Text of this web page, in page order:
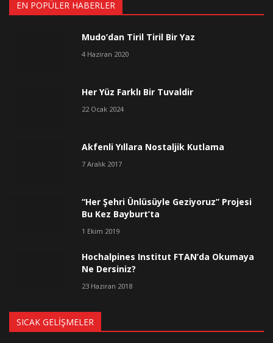
EN POPÜLER HABERLER
Mudo’dan Tiril Tiril Bir Yaz
4 Haziran 2020
Her Yüz Farklı Bir Tuvaldir
22 Ocak 2024
Akfenli Yıllara Nostaljik Kutlama
7 Aralık 2017
“Her Şehri Ünlüsüyle Geziyoruz” Projesi
Bu Kez Bayburt’ta
1 Ekim 2019
Hochalpines Institut FTAN’da Okumaya
Ne Dersiniz?
23 Haziran 2018
SICAK GELIŞMELER